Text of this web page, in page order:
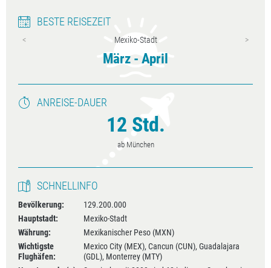
BESTE REISEZEIT
Mexiko-Stadt
März - April
ANREISE-DAUER
12 Std.
ab München
SCHNELLINFO
Bevölkerung:
129.200.000
Hauptstadt:
Mexiko-Stadt
Währung:
Mexikanischer Peso (MXN)
Wichtigste
Flughäfen:
Mexico City (MEX), Cancun (CUN), Guadalajara
(GDL), Monterrey (MTY)